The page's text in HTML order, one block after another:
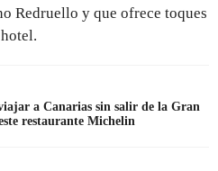
Redruello y que ofrece toques
a Canarias sin salir de la Gran
restaurante Michelin